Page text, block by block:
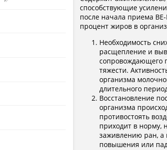
способствующие
после начала приема
процент жиров в
Необходимость
расщепление и
сопровождающего
тяжести.
организма
длительного
Восстановление
организма
противостоять
приходит в норму,
заживлению ран, а
повышения или